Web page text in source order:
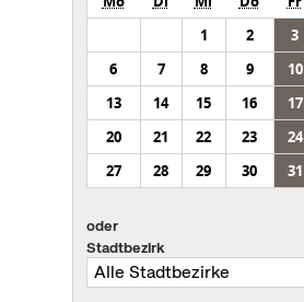
1
2 3
6
7 8 9 10
13
14 15 16 17
20
21 22 23 24
27
28 29 30 31
oder
Stadtbezirk